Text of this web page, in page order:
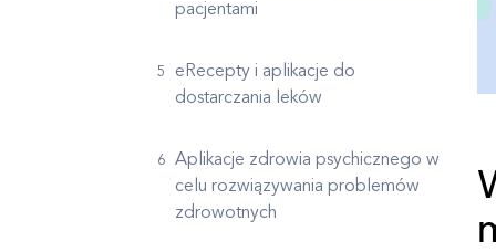
pacjentami
eRecepty i aplikacje do
dostarczania leków
Aplikacje zdrowia psychicznego w
celu rozwiązywania problemów
zdrowotnych